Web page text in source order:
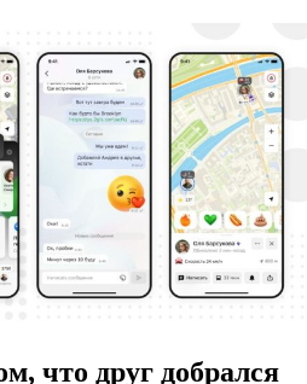
что друг добрался